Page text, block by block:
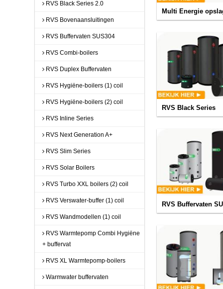
RVS Black Series 2.0
RVS Bovenaansluitingen
RVS Buffervaten SUS304
RVS Combi-boilers
RVS Duplex Buffervaten
RVS Hygiëne-boilers (1) coil
RVS Hygiëne-boilers (2) coil
RVS Inline Series
RVS Next Generation A+
RVS Slim Series
RVS Solar Boilers
RVS Turbo XXL boilers (2) coil
RVS Verswater-buffer (1) coil
RVS Wandmodellen (1) coil
RVS Warmtepomp Combi Hygiëne
+ buffervat
RVS XL Warmtepomp-boilers
Warmwater buffervaten
Multi Energie
RVS Black Series
RVS Buffervaten